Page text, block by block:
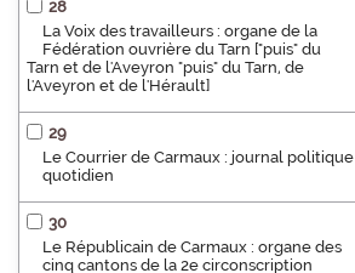
28
La Voix des travailleurs : organe de la
Fédération ouvrière du Tarn ["puis" du
Tarn et de l'Aveyron "puis" du Tarn, de
l'Aveyron et de l'Hérault]
29
Le Courrier de Carmaux : journal politique
quotidien
30
Le Républicain de Carmaux : organe des
cinq cantons de la 2e circonscription